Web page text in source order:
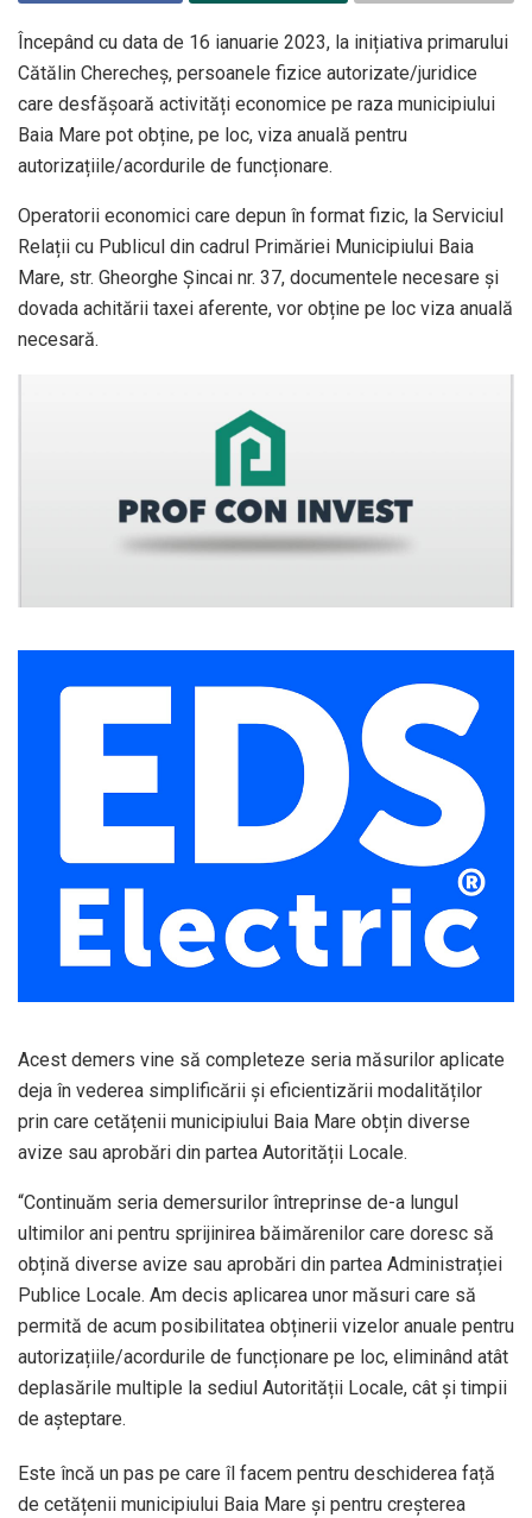
Începând cu data de 16 ianuarie 2023, la inițiativa primarului
Cătălin Cherecheș, persoanele fizice autorizate/juridice
care desfășoară activități economice pe raza municipiului
Baia Mare pot obține, pe loc, viza anuală pentru
autorizațiile/acordurile de funcționare.
Operatorii economici care depun în format fizic, la Serviciul
Relații cu Publicul din cadrul Primăriei Municipiului Baia
Mare, str. Gheorghe Șincai nr. 37, documentele necesare și
dovada achitării taxei aferente, vor obține pe loc viza anuală
necesară.
Acest demers vine să completeze seria măsurilor aplicate
deja în vederea simplificării și eficientizării modalităților
prin care cetățenii municipiului Baia Mare obțin diverse
avize sau aprobări din partea Autorității Locale.
“Continuăm seria demersurilor întreprinse de-a lungul
ultimilor ani pentru sprijinirea băimărenilor care doresc să
obțină diverse avize sau aprobări din partea Administrației
Publice Locale. Am decis aplicarea unor măsuri care să
permită de acum posibilitatea obținerii vizelor anuale pentru
autorizațiile/acordurile de funcționare pe loc, eliminând atât
deplasările multiple la sediul Autorității Locale, cât și timpii
de așteptare.
Este încă un pas pe care îl facem pentru deschiderea față
de cetățenii municipiului Baia Mare și pentru creșterea